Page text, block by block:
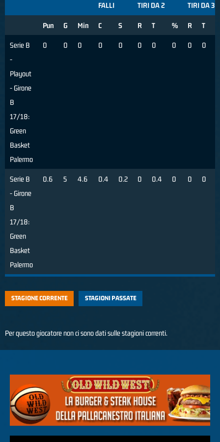
FALLI TIRI DA 2 TIRI DA 3
Pun G Min C S R T % R T
Serie B
-
Playout
- Girone
B
17/18:
Green
Basket
Palermo
0 0 0 0 0 0 0 0 0 0
Serie B
- Girone
B
17/18:
Green
Basket
Palermo
0.6 5 4.6 0.4 0.2 0 0.4 0 0 0
STAGIONE CORRENTE STAGIONI PASSATE
Per questo giocatore non ci sono dati sulle stagioni correnti.